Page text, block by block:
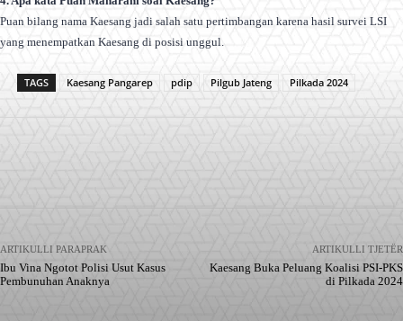
Puan bilang nama Kaesang jadi salah satu pertimbangan karena hasil survei LSI
yang menempatkan Kaesang di posisi unggul.
TAGS Kaesang Pangarep pdip Pilgub Jateng Pilkada 2024
ARTIKULLI PARAPRAK
Ibu Vina Ngotot Polisi Usut Kasus
Pembunuhan Anaknya
ARTIKULLI TJETËR
Kaesang Buka Peluang Koalisi PSI-PKS
di Pilkada 2024